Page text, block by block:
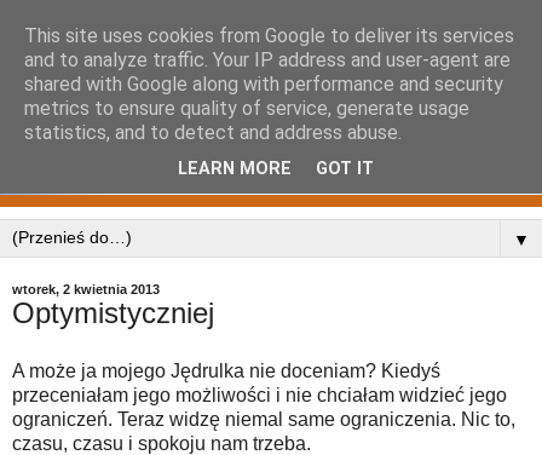
▼
wtorek, 2 kwietnia 2013
Optymistyczniej
A może ja mojego Jędrulka nie doceniam? Kiedyś
przeceniałam jego możliwości i nie chciałam widzieć jego
ograniczeń. Teraz widzę niemal same ograniczenia. Nic to,
czasu, czasu i spokoju nam trzeba.
This site uses cookies from Google to deliver its services
and to analyze traffic. Your IP address and user-agent are
shared with Google along with performance and security
metrics to ensure quality of service, generate usage
statistics, and to detect and address abuse.
LEARN MORE GOT IT